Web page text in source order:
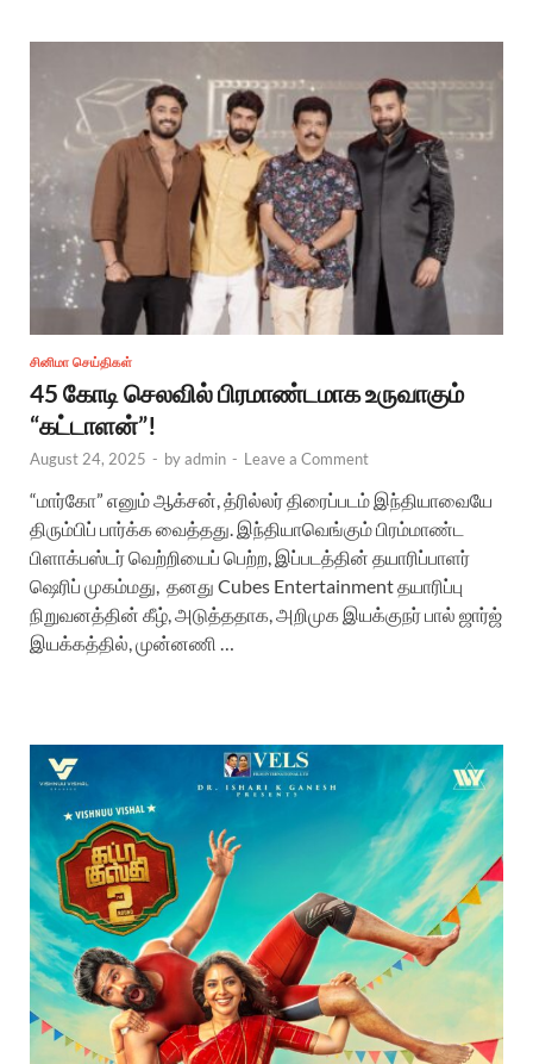
சினிமா செய்திகள்
45 கோடி செலவில் பிரமாண்டமாக உருவாகும்
“கட்டாளன்”!
August 24, 2025 - byadmin - Leave a Comment
“மார்கோ” எனும் ஆக்சன், த்ரில்லர் திரைப்படம் இந்தியாவையே
திரும்பிப் பார்க்க வைத்தது. இந்தியாவெங்கும் பிரம்மாண்ட
பிளாக்பஸ்டர் வெற்றியைப் பெற்ற, இப்படத்தின் தயாரிப்பாளர்
ஷெரிப் முகம்மது, தனது Cubes Entertainment தயாரிப்பு
நிறுவனத்தின் கீழ், அடுத்ததாக, அறிமுக இயக்குநர் பால் ஜார்ஜ்
இயக்கத்தில், முன்னணி …